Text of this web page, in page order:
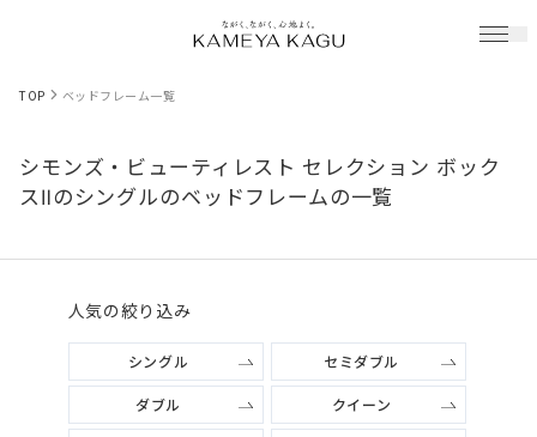
TOP ベッドフレーム一覧
シモンズ・ビューティレスト セレクション ボック
スⅡのシングルのベッドフレームの一覧
人気の絞り込み
シングル セミダブル
ダブル クイーン